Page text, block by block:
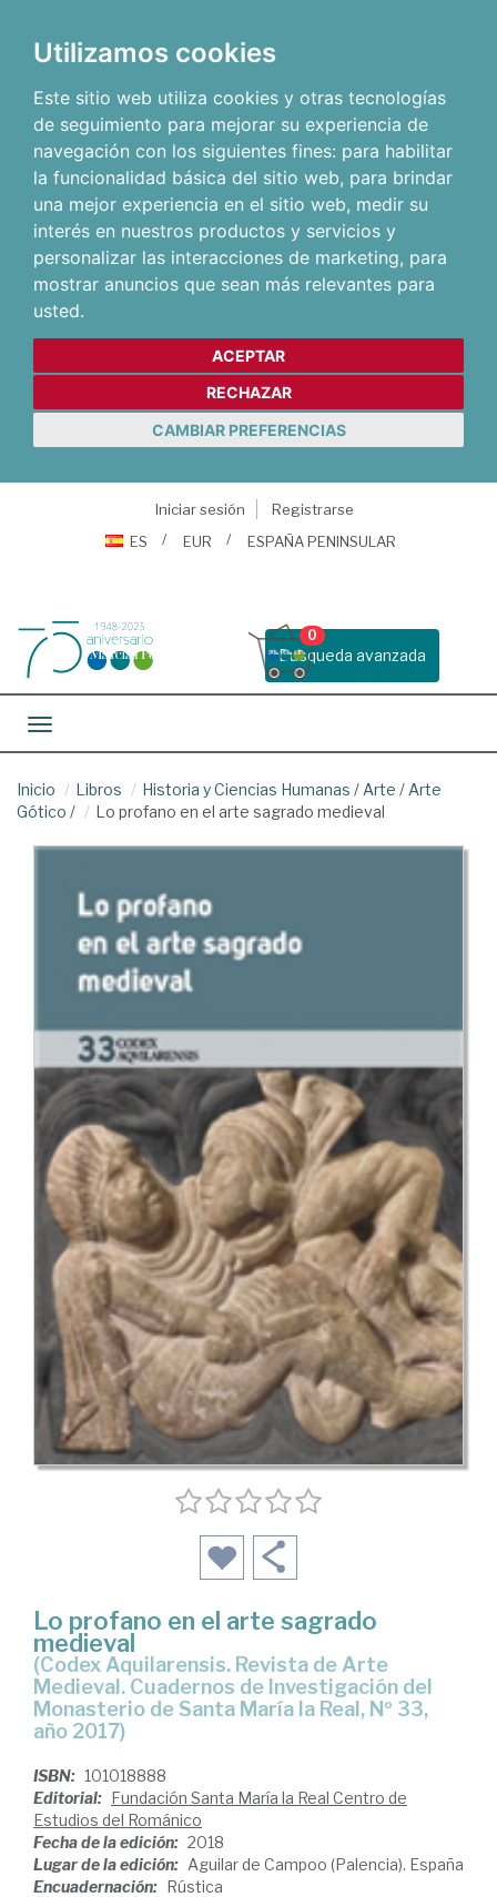
Utilizamos cookies
Este sitio web utiliza cookies y otras tecnologías
de seguimiento para mejorar su experiencia de
navegación con los siguientes fines: para habilitar
la funcionalidad básica del sitio web, para brindar
una mejor experiencia en el sitio web, medir su
interés en nuestros productos y servicios y
personalizar las interacciones de marketing, para
mostrar anuncios que sean más relevantes para
usted.
ACEPTAR
RECHAZAR
CAMBIAR PREFERENCIAS
Iniciar sesión
Registrarse
ES
EUR ESPAÑA PENINSULAR
Busqueda avanzada
0
Toggle navigation
Inicio Libros Historia y Ciencias Humanas / Arte / Arte
Gótico / Lo profano en el arte sagrado medieval
Lo profano en el arte sagrado
medieval
(Codex Aquilarensis. Revista de Arte
Medieval. Cuadernos de Investigación del
Monasterio de Santa María la Real, Nº 33,
año 2017)
ISBN: 101018888
Editorial: Fundación Santa María la Real Centro de
Estudios del Románico
Fecha de la edición: 2018
Lugar de la edición: Aguilar de Campoo (Palencia). España
Encuadernación: Rústica